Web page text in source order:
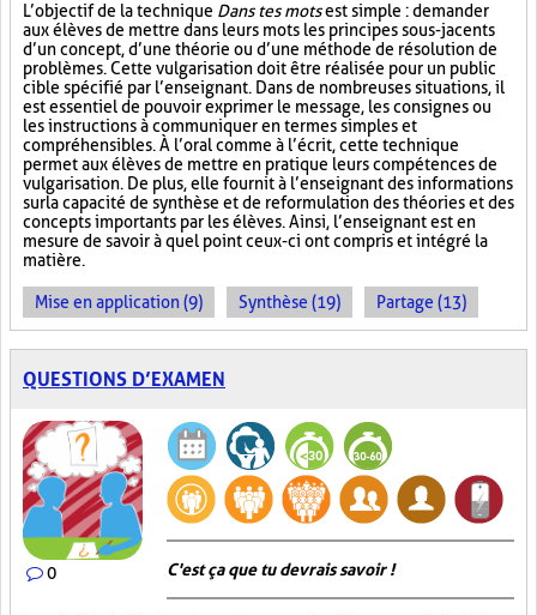
L’objectif de la technique Dans tes motsest simple : demander
aux élèves de mettre dans leurs mots les principes sous-jacents
d’un concept, d’une théorie ou d’une méthode de résolution de
problèmes. Cette vulgarisation doit être réalisée pour un public
cible spécifié par l’enseignant. Dans de nombreuses situations, il
est essentiel de pouvoir exprimer le message, les consignes ou
les instructions à communiquer en termes simples et
compréhensibles. À l’oral comme à l’écrit, cette technique
permet aux élèves de mettre en pratique leurs compétences de
vulgarisation. De plus, elle fournit à l’enseignant des informations
sur la capacité de synthèse et de reformulation des théories et des
concepts importants par les élèves. Ainsi, l’enseignant est en
mesure de savoir à quel point ceux-ci ont compris et intégré la
matière.
Mise en application (9) Synthèse (19) Partage (13)
QUESTIONS D’EXAMEN
0 C'est ça que tu devrais savoir !